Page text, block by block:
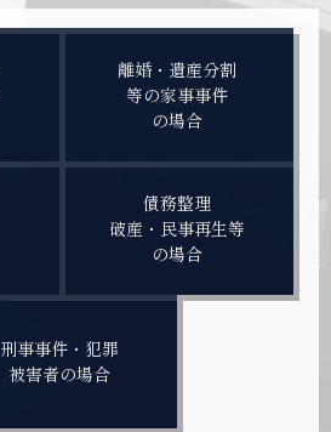
離婚・遺産分割
等の家事事件
の場合
債務整理
破産・民事再生等
の場合
刑事事件・犯罪
被害者の場合